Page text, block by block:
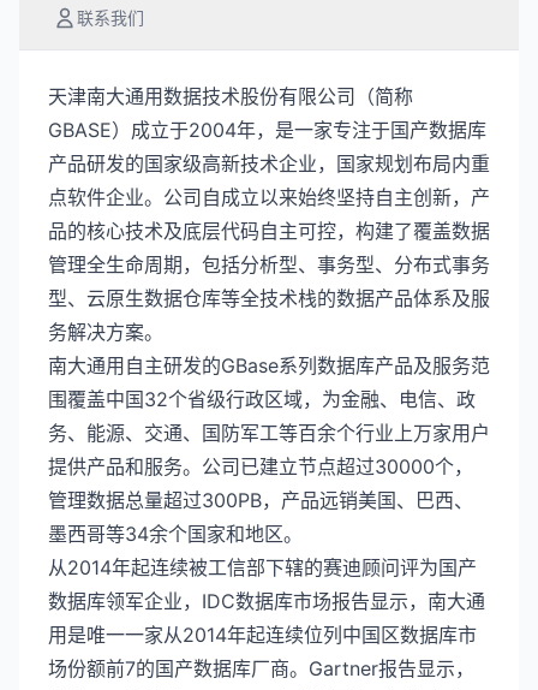
联系我们
天津南大通用数据技术股份有限公司（简称
GBASE）成立于2004年，是一家专注于国产数据库
产品研发的国家级高新技术企业，国家规划布局内重
点软件企业。公司自成立以来始终坚持自主创新，产
品的核心技术及底层代码自主可控，构建了覆盖数据
管理全生命周期，包括分析型、事务型、分布式事务
型、云原生数据仓库等全技术栈的数据产品体系及服
务解决方案。
南大通用自主研发的GBase系列数据库产品及服务范
围覆盖中国32个省级行政区域，为金融、电信、政
务、能源、交通、国防军工等百余个行业上万家用户
提供产品和服务。公司已建立节点超过30000个，
管理数据总量超过300PB，产品远销美国、巴西、
墨西哥等34余个国家和地区。
从2014年起连续被工信部下辖的赛迪顾问评为国产
数据库领军企业，IDC数据库市场报告显示，南大通
用是唯一一家从2014年起连续位列中国区数据库市
场份额前7的国产数据库厂商。Gartner报告显示，